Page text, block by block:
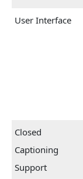
User Interface
Closed
Captioning
Support